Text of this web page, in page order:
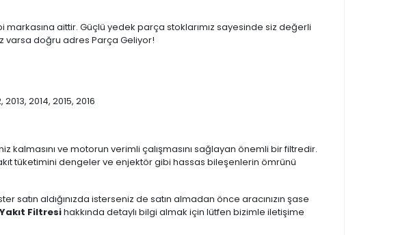
markasına aittir. Güçlü yedek parça stoklarımız sayesinde siz değerli
varsa doğru adres Parça Geliyor!
2014, 2015, 2016
kalmasını ve motorun verimli çalışmasını sağlayan önemli bir filtredir.
tüketimini dengeler ve enjektör gibi hassas bileşenlerin ömrünü
satın aldığınızda isterseniz de satın almadan önce aracınızın şase
Filtresihakkında detaylı bilgi almak için lütfen bizimle iletişime